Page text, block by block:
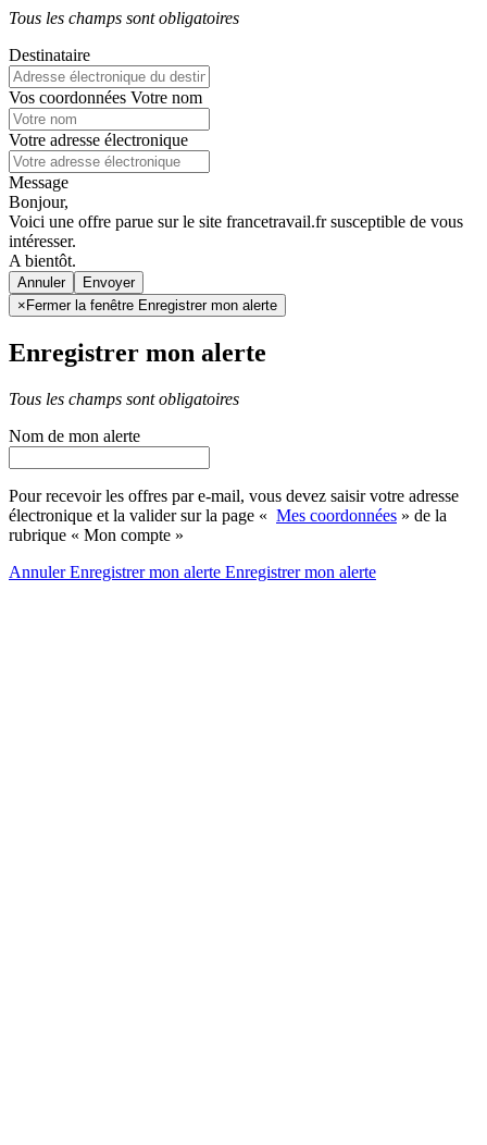
Tous les champs sont obligatoires
Destinataire
Vos coordonnées Votre nom
Votre adresse électronique
Message
Bonjour,
Voici une offre parue sur le site francetravail.fr susceptible de vous
intéresser.
A bientôt.
Annuler
× Fermer la fenêtre Enregistrer mon alerte
Enregistrer mon alerte
Tous les champs sont obligatoires
Nom de mon alerte
Pour recevoir les offres par e-mail, vous devez saisir votre adresse
électronique et la valider sur la page « Mes coordonnées » de la
rubrique « Mon compte »
AnnulerEnregistrer mon alerte Enregistrermon alerte